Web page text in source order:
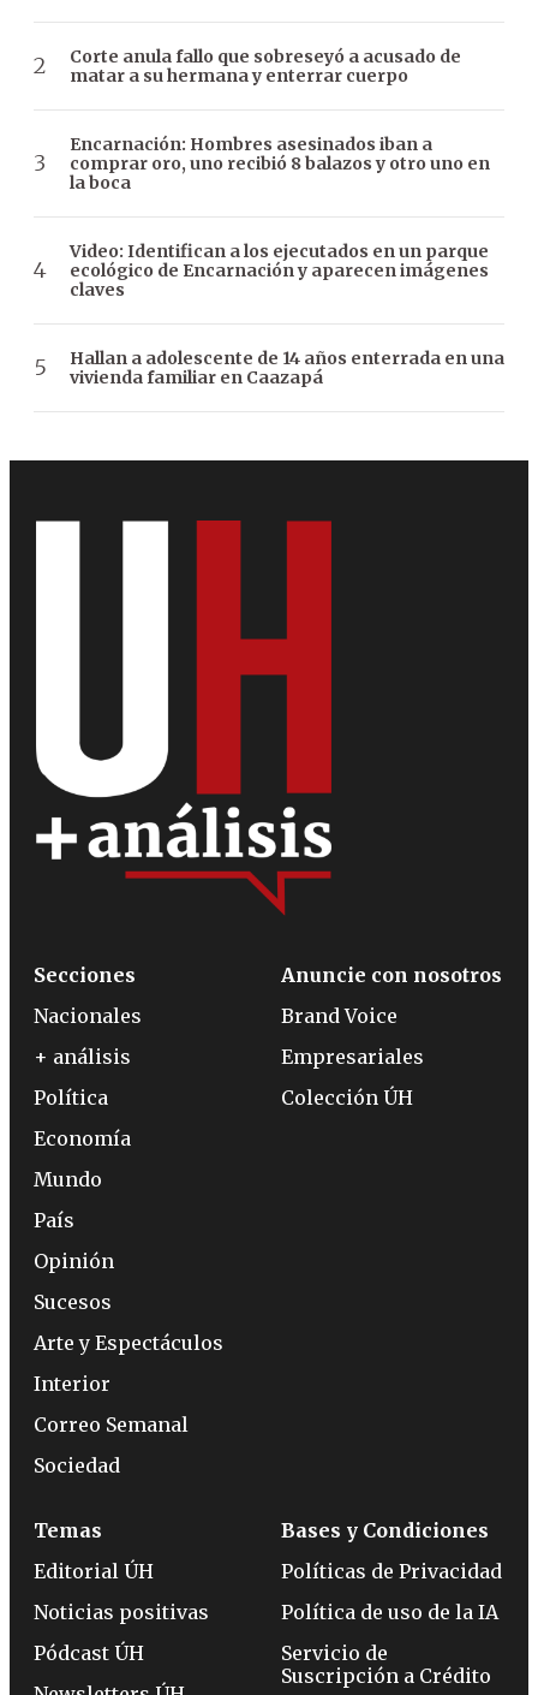
Corte anula fallo que sobreseyó a acusado de
matar a su hermana y enterrar cuerpo
Encarnación: Hombres asesinados iban a
comprar oro, uno recibió 8 balazos y otro uno en
la boca
Video: Identifican a los ejecutados en un parque
ecológico de Encarnación y aparecen imágenes
claves
Hallan a adolescente de 14 años enterrada en una
vivienda familiar en Caazapá
Secciones
Nacionales
+ análisis
Política
Economía
Mundo
País
Opinión
Sucesos
Arte y Espectáculos
Interior
Correo Semanal
Sociedad
Anuncie con nosotros
Brand Voice
Empresariales
Colección ÚH
Temas
Editorial ÚH
Noticias positivas
Pódcast ÚH
Bases y Condiciones
Políticas de Privacidad
Política de uso de la IA
Servicio de
Suscripción a Crédito